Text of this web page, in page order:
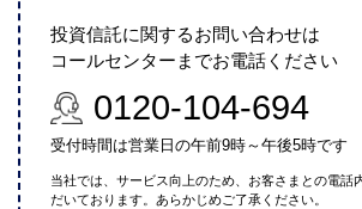
投資信託に関するお問い合わせは
コールセンターまでお電話ください
0120-104-694
受付時間は営業日の午前9時～午後5時です
当社では、サービス向上のため、お客さまとの電話
だいております。あらかじめご了承ください。